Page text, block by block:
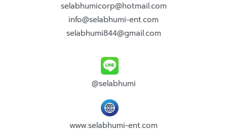
selabhumicorp@hotmail.com
info@selabhumi-ent.com
selabhumi844@gmail.com
@selabhumi
www.selabhumi-ent.com